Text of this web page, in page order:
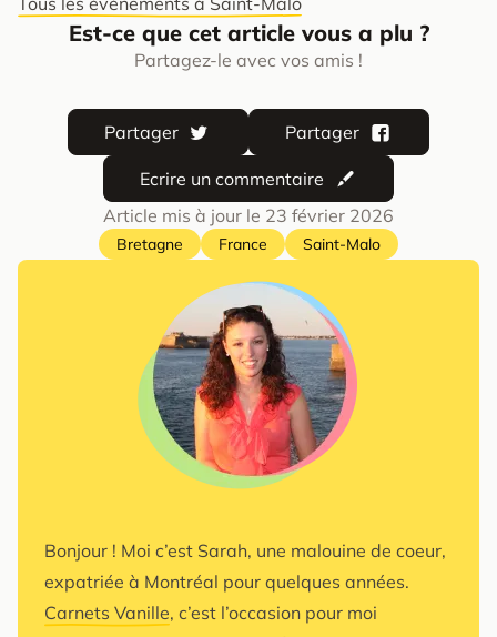
Est-ce que cet article vous a plu ?
Partagez-le avec vos amis !
Partager Partager
Ecrire un commentaire
Article mis à jour le 23 février 2026
Bretagne France Saint-Malo
Bonjour ! Moi c’est Sarah, une malouine de coeur,
expatriée à Montréal pour quelques années.
Carnets Vanille, c’est l’occasion pour moi